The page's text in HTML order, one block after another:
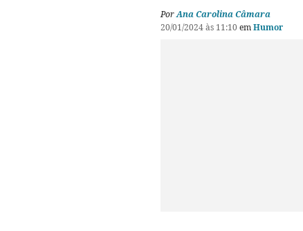
PorAna Carolina Câmara
20/01/2024 às 11:10 emHumor